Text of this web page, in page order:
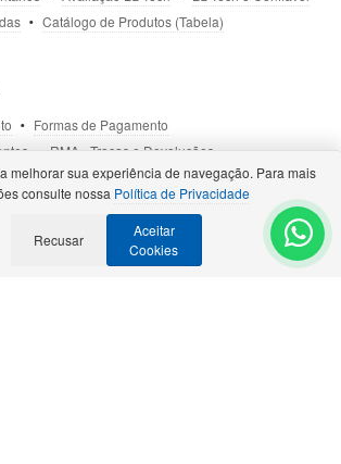
Catálogo de Produtos (Tabela)
Formas de Pagamento
RMA - Trocas e Devoluções
Termos de Uso Site Seguro
- Veja todas as Parcerias Premiadas
melhorar sua experiência de navegação. Para mais
consulte nossa Política de Privacidade
Recusar
Aceitar
Cookies